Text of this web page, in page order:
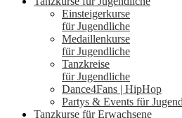
Einsteigerkurse
für Jugendliche
Medaillenkurse
für Jugendliche
Tanzkreise
für Jugendliche
Dance4Fans | HipHop
Partys & Events für
Tanzkurse für Erwachsene